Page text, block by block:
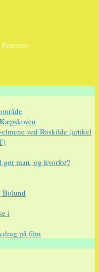
ved Roskilde (artikel
gør man, og hvorfor?
Bolund
i
på film